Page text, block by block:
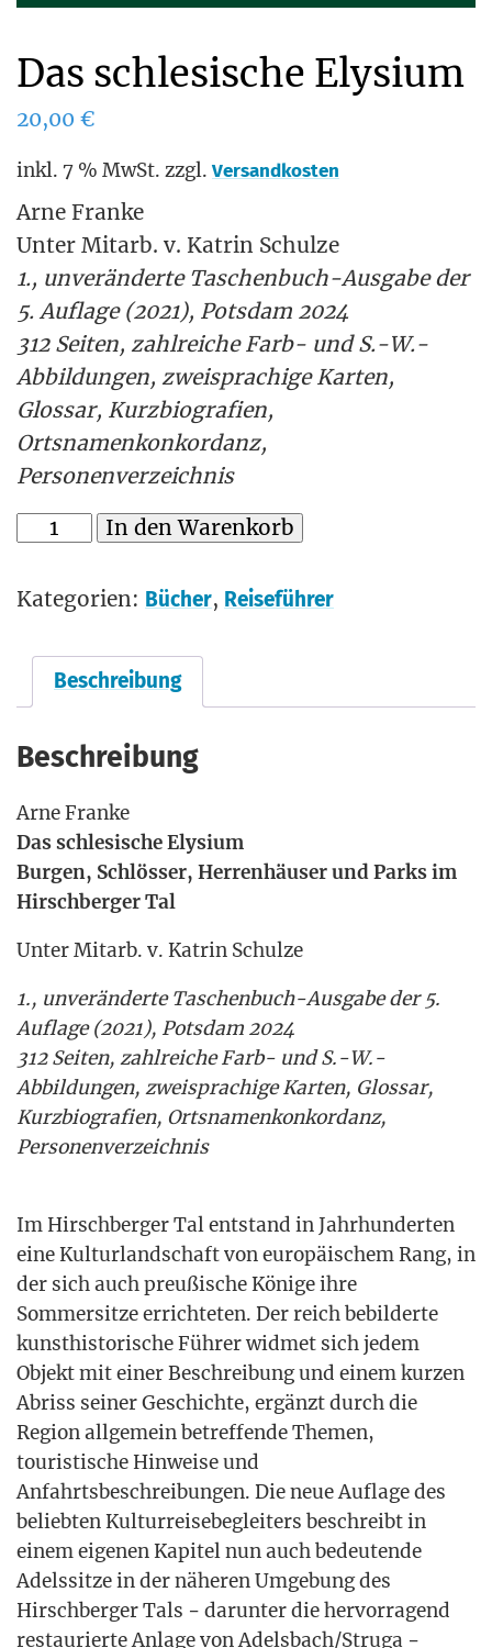
Das schlesische Elysium
20,00 €
inkl. 7 % MwSt. zzgl. Versandkosten
Arne Franke
Unter Mitarb. v. Katrin Schulze
1., unveränderte Taschenbuch-Ausgabe der
5. Auflage (2021), Potsdam 2024
312 Seiten, zahlreiche Farb- und S.-W.-
Abbildungen, zweisprachige Karten,
Glossar, Kurzbiografien,
Ortsnamenkonkordanz,
Personenverzeichnis
In den Warenkorb
Kategorien: Bücher, Reiseführer
Beschreibung
Beschreibung
Arne Fran­ke
Das schle­si­sche Elysium
Bur­gen, Schlös­ser, Her­ren­häu­ser und Parks im
Hirsch­ber­ger Tal
Unter Mit­arb. v. Kat­rin Schulze
1., unver­än­der­te Taschen­buch-Aus­ga­be der 5.
Auf­la­ge (2021), Pots­dam 2024
312 Sei­ten, zahl­rei­che Farb- und S.-W.-
Abbildungen, zwei­spra­chi­ge Kar­ten, Glos­sar,
Kurz­bio­gra­fien, Orts­na­men­kon­kor­danz,
Personenverzeichnis
Im Hirsch­ber­ger Tal ent­stand in Jahr­hun­der­ten
eine Kul­tur­land­schaft von euro­päi­schem Rang, in
der sich auch preu­ßi­sche Köni­ge ihre
Som­mer­sit­ze errich­te­ten. Der reich bebil­der­te
kunst­his­to­ri­sche Füh­rer wid­met sich jedem
Objekt mit einer Beschrei­bung und einem kur­zen
Abriss sei­ner Geschich­te, ergänzt durch die
Regi­on all­ge­mein betref­fen­de The­men,
tou­ris­ti­sche Hin­wei­se und
Anfahrts­be­schrei­bun­gen. Die neue Auf­la­ge des
belieb­ten Kul­tur­rei­se­be­glei­ters beschreibt in
einem eige­nen Kapi­tel nun auch bedeu­ten­de
Adels­sit­ze in der nähe­ren Umge­bung des
Hirsch­ber­ger Tals − dar­un­ter die her­vor­ra­gend
restau­rier­te Anla­ge von Adelsbach/Struga −